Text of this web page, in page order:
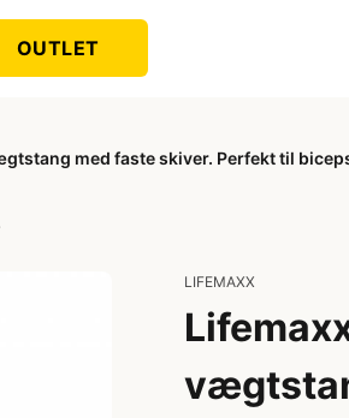
OUTLET
med faste skiver. Perfekt til
LIFEMAXX